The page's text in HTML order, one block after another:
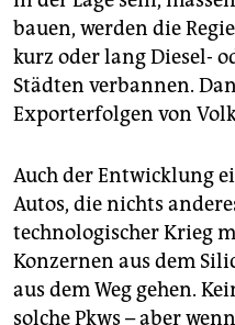
bauen, werden die
kurz oder lang Diesel-
Städten verbannen.
Exporterfolgen von
Auch der Entwicklung
Autos, die nichts
technologischer Krieg
Konzernen aus dem
aus dem Weg gehen.
solche Pkws – aber